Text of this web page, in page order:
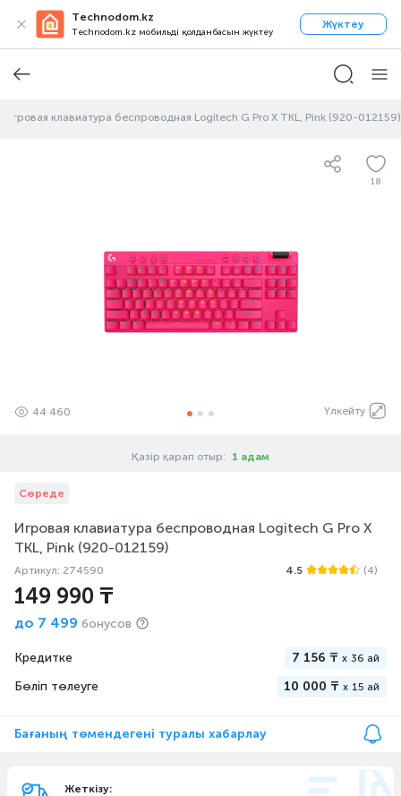
Technodom.kz
Technodom.kz мобильді қолданбасын жүктеу
Жүктеу
Игровая клавиатура беспроводная Logitech G Pro X TKL, Pink (920-012159)
18
Үлкейту
44 460
Қазір қарап отыр: 1 адам
Сөреде
Игровая клавиатура беспроводная Logitech G Pro X
TKL, Pink (920-012159)
Артикул: 274590 4.5 (4)
149 990 ₸
до 7 499 бонусов
Кредитке 7 156 ₸ x 36 ай
Бөліп төлеуге 10 000 ₸ x 15 ай
Бағаның төмендегені туралы хабарлау
Жеткізу: